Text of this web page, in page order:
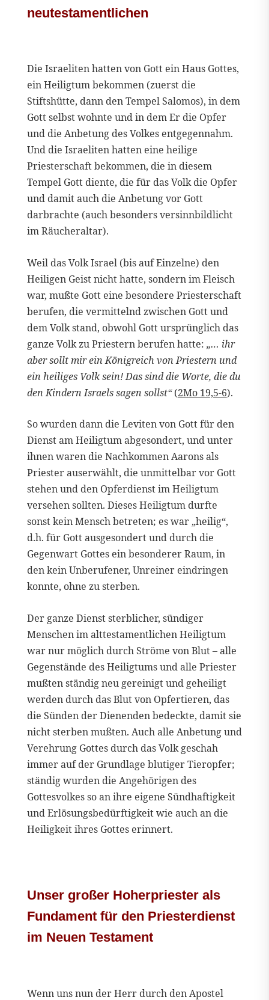
neutestamentlichen
Die Israeliten hatten von Gott ein Haus Gottes,
ein Heiligtum bekommen (zuerst die
Stiftshütte, dann den Tempel Salomos), in dem
Gott selbst wohnte und in dem Er die Opfer
und die Anbetung des Volkes entgegennahm.
Und die Israeliten hatten eine heilige
Priesterschaft bekommen, die in diesem
Tempel Gott diente, die für das Volk die Opfer
und damit auch die Anbetung vor Gott
darbrachte (auch besonders versinnbildlicht
im Räucheraltar).
Weil das Volk Israel (bis auf Einzelne) den
Heiligen Geist nicht hatte, sondern im Fleisch
war, mußte Gott eine besondere Priesterschaft
berufen, die vermittelnd zwischen Gott und
dem Volk stand, obwohl Gott ursprünglich das
ganze Volk zu Priestern berufen hatte: „… ihr
aber sollt mir ein Königreich von Priestern und
ein heiliges Volk sein! Das sind die Worte, die du
den Kindern Israels sagen sollst“(2Mo 19,5-6).
So wurden dann die Leviten von Gott für den
Dienst am Heiligtum abgesondert, und unter
ihnen waren die Nachkommen Aarons als
Priester auserwählt, die unmittelbar vor Gott
stehen und den Opferdienst im Heiligtum
versehen sollten. Dieses Heiligtum durfte
sonst kein Mensch betreten; es war „heilig“,
d.h. für Gott ausgesondert und durch die
Gegenwart Gottes ein besonderer Raum, in
den kein Unberufener, Unreiner eindringen
konnte, ohne zu sterben.
Der ganze Dienst sterblicher, sündiger
Menschen im alttestamentlichen Heiligtum
war nur möglich durch Ströme von Blut – alle
Gegenstände des Heiligtums und alle Priester
mußten ständig neu gereinigt und geheiligt
werden durch das Blut von Opfertieren, das
die Sünden der Dienenden bedeckte, damit sie
nicht sterben mußten. Auch alle Anbetung und
Verehrung Gottes durch das Volk geschah
immer auf der Grundlage blutiger Tieropfer;
ständig wurden die Angehörigen des
Gottesvolkes so an ihre eigene Sündhaftigkeit
und Erlösungsbedürftigkeit wie auch an die
Heiligkeit ihres Gottes erinnert.
Unser großer Hoherpriester als
Fundament für den Priesterdienst
im Neuen Testament
Wenn uns nun der Herr durch den Apostel